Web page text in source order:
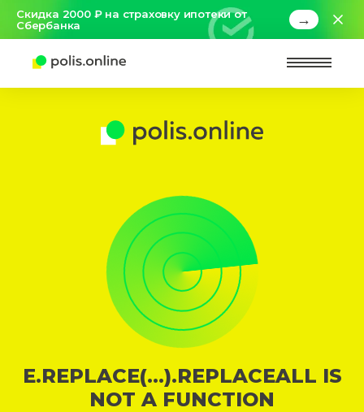
Скидка 2000 ₽ на страховку ипотеки от
Сбербанка
→
E.REPLACE(...).REPLACEALL IS
NOT A FUNCTION